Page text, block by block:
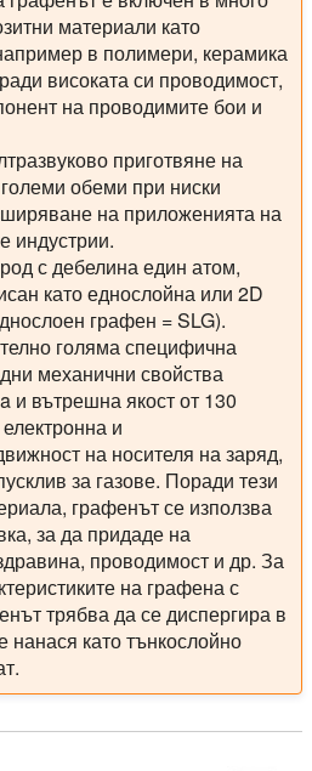
материали като
в полимери, керамика
високата си проводимост,
на проводимите бои и
приготвяне на
обеми при ниски
на приложенията на
индустрии.
с дебелина един атом,
като еднослойна или 2D
графен = SLG).
голяма специфична
механични свойства
и вътрешна якост от 130
и
на носителя на заряд,
за газове. Поради тези
графенът се използва
за да придаде на
проводимост и др. За
на графена с
трябва да се диспергира в
нанася като тънкослойно